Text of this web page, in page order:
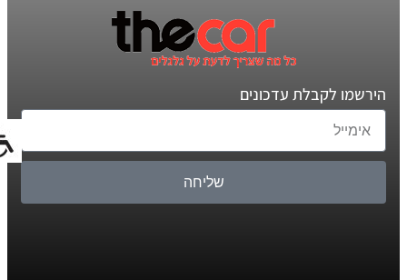
הירשמו לקבלת עדכונים
שליחה